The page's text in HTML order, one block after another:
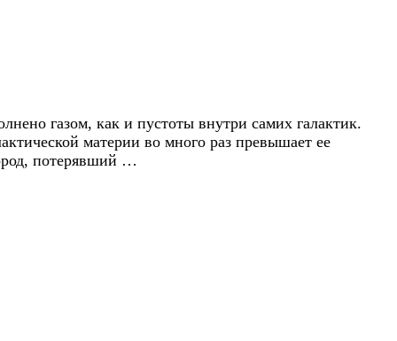
газом, как и пустоты внутри самих галактик.
материи во много раз превышает ее
потерявший …